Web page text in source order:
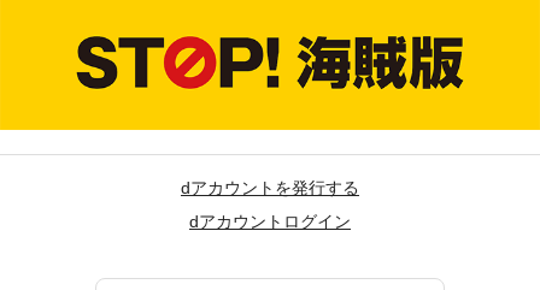
dアカウントを発行する
dアカウントログイン